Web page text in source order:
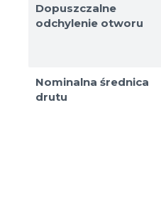
Dopuszczalne
odchylenie otworu
Nominalna średnica
drutu